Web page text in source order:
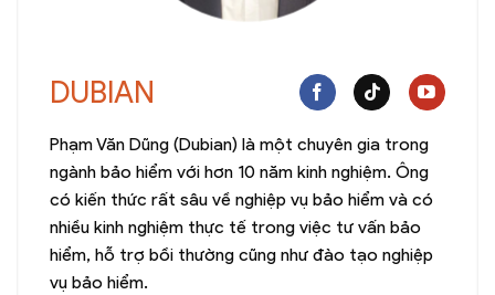
DUBIAN
Phạm Văn Dũng (Dubian) là một chuyên gia trong
ngành bảo hiểm với hơn 10 năm kinh nghiệm. Ông
có kiến thức rất sâu về nghiệp vụ bảo hiểm và có
nhiều kinh nghiệm thực tế trong việc tư vấn bảo
hiểm, hỗ trợ bồi thường cũng như đào tạo nghiệp
vụ bảo hiểm.